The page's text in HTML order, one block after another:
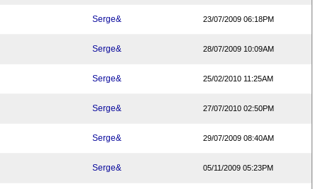
Serge& 23/07/2009 06:18PM
Serge& 28/07/2009 10:09AM
Serge& 25/02/2010 11:25AM
Serge& 27/07/2010 02:50PM
Serge& 29/07/2009 08:40AM
Serge& 05/11/2009 05:23PM